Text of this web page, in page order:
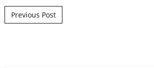
Post navigation
Previous Post